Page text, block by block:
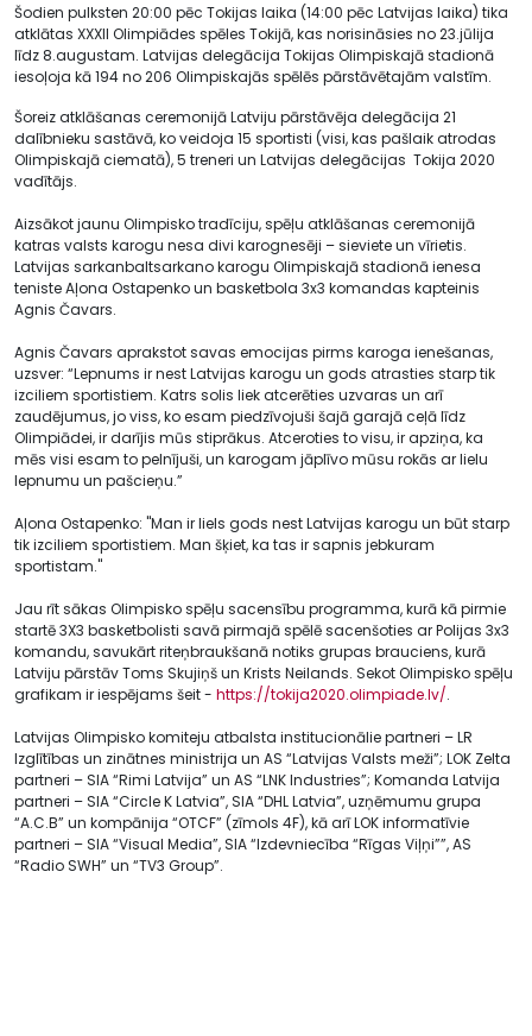
Šodien pulksten 20:00 pēc Tokijas laika (14:00 pēc Latvijas laika) tika
atklātas XXXII Olimpiādes spēles Tokijā, kas norisināsies no 23.jūlija
līdz 8.augustam. Latvijas delegācija Tokijas Olimpiskajā stadionā
iesoļoja kā 194 no 206 Olimpiskajās spēlēs pārstāvētajām valstīm.
Šoreiz atklāšanas ceremonijā Latviju pārstāvēja delegācija 21
dalībnieku sastāvā, ko veidoja 15 sportisti (visi, kas pašlaik atrodas
Olimpiskajā ciematā), 5 treneri un Latvijas delegācijas Tokija 2020
vadītājs.
Aizsākot jaunu Olimpisko tradīciju, spēļu atklāšanas ceremonijā
katras valsts karogu nesa divi karognesēji – sieviete un vīrietis.
Latvijas sarkanbaltsarkano karogu Olimpiskajā stadionā ienesa
teniste Aļona Ostapenko un basketbola 3x3 komandas kapteinis
Agnis Čavars.
Agnis Čavars aprakstot savas emocijas pirms karoga ienešanas,
uzsver: “Lepnums ir nest Latvijas karogu un gods atrasties starp tik
izciliem sportistiem. Katrs solis liek atcerēties uzvaras un arī
zaudējumus, jo viss, ko esam piedzīvojuši šajā garajā ceļā līdz
Olimpiādei, ir darījis mūs stiprākus. Atceroties to visu, ir apziņa, ka
mēs visi esam to pelnījuši, un karogam jāplīvo mūsu rokās ar lielu
lepnumu un pašcieņu.”
Aļona Ostapenko: "Man ir liels gods nest Latvijas karogu un būt starp
tik izciliem sportistiem. Man šķiet, ka tas ir sapnis jebkuram
sportistam."
Jau rīt sākas Olimpisko spēļu sacensību programma, kurā kā pirmie
startē 3X3 basketbolisti savā pirmajā spēlē sacenšoties ar Polijas 3x3
komandu, savukārt riteņbraukšanā notiks grupas brauciens, kurā
Latviju pārstāv Toms Skujiņš un Krists Neilands. Sekot Olimpisko spēļu
grafikam ir iespējams šeit - https://tokija2020.olimpiade.lv/.
Latvijas Olimpisko komiteju atbalsta institucionālie partneri – LR
Izglītības un zinātnes ministrija un AS “Latvijas Valsts meži”; LOK Zelta
partneri – SIA “Rimi Latvija” un AS “LNK Industries”; Komanda Latvija
partneri – SIA “Circle K Latvia”, SIA “DHL Latvia”, uzņēmumu grupa
“A.C.B” un kompānija “OTCF” (zīmols 4F), kā arī LOK informatīvie
partneri – SIA “Visual Media”, SIA “Izdevniecība “Rīgas Viļņi””, AS
“Radio SWH” un “TV3 Group”.